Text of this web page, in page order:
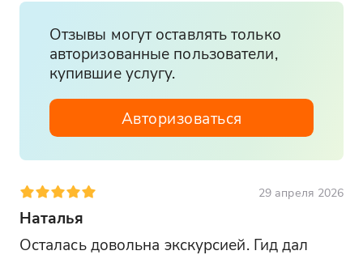
Отзывы могут оставлять только
авторизованные пользователи,
купившие услугу.
Авторизоваться
29 апреля 2026
Наталья
Осталась довольна экскурсией. Гид дал